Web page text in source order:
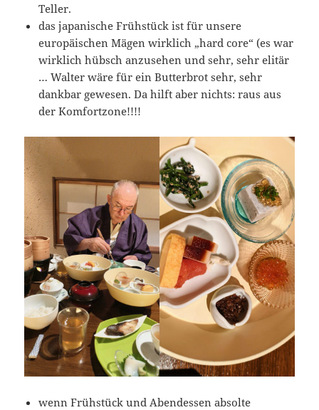
Teller.
das japanische Frühstück ist für unsere
europäischen Mägen wirklich „hard core“ (es war
wirklich hübsch anzusehen und sehr, sehr elitär
… Walter wäre für ein Butterbrot sehr, sehr
dankbar gewesen. Da hilft aber nichts: raus aus
der Komfortzone!!!!
wenn Frühstück und Abendessen absolte